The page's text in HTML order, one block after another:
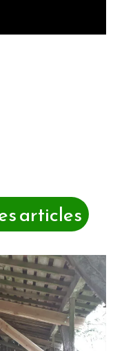
articles